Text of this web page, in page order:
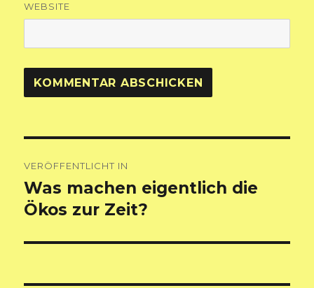
WEBSITE
VERÖFFENTLICHT IN
Was machen eigentlich die
Ökos zur Zeit?